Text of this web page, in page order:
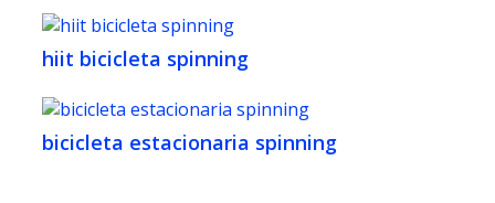
hiit bicicleta spinning
bicicleta estacionaria spinning